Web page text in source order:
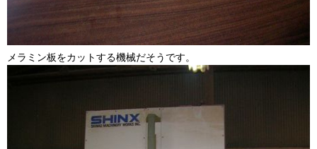
メラミン板をカットする機械だそうです。